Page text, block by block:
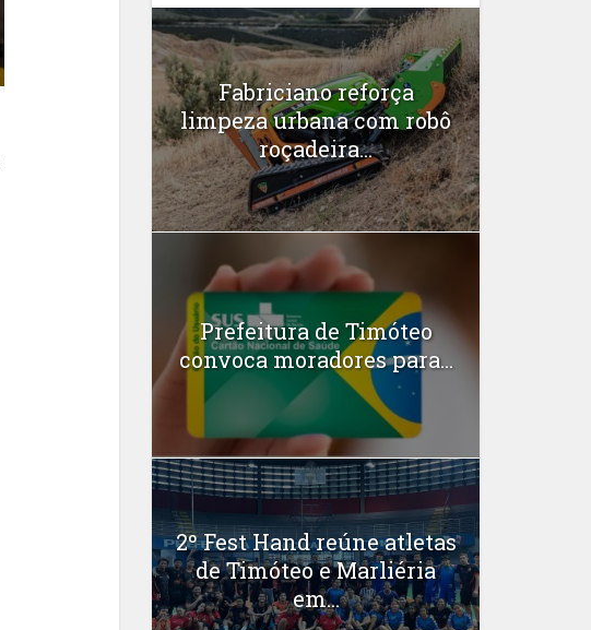
Fabriciano reforça
limpeza urbana com robô
roçadeira...
Prefeitura de Timóteo
convoca moradores para...
2º Fest Hand reúne atletas
de Timóteo e Marliéria
em...